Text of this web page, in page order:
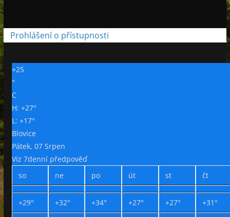
Prohlášení o přístupnosti
+25
°
C
H: +27°
L: +17°
Blovice
Pátek, 07 Srpen
Viz 7denní předpověď
so
ne po út st čt
+29° +32° +34° +27° +27° +31°